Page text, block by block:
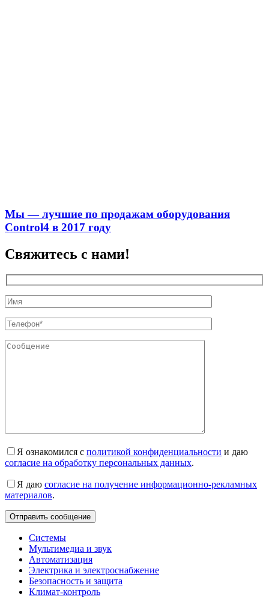
Мы — лучшие по продажам оборудования
Control4 в 2017 году
Свяжитесь с нами!
Я ознакомился с политикой конфиденциальности и даю
согласие на обработку персональных данных.
Я даю согласие на получение информационно-рекламных
материалов.
Системы
Мультимедиа и звук
Автоматизация
Электрика и электроснабжение
Безопасность и защита
Климат-контроль